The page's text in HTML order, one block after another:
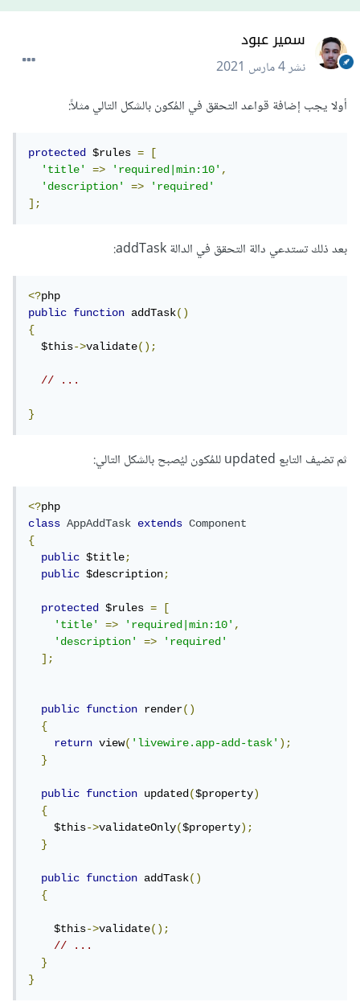
سمير عبود
نشر4 مارس 2021
أولا يجب إضافة قواعد التحقق في المُكون بالشكل التالي مثلاً:
protected $rules =
[
'title'
=> 'required|min:10',
'description'
=>
'required'
];
بعد ذلك تستدعي دالة التحقق في الدالة addTask:
<?
public
function addTask()
{
  $this
->validate();
// ...
}
ثم تضيف التابع updated للمُكون ليُصبح بالشكل التالي:
<?
class
AppAddTask extends
Component
{
public $title;
public $description;
protected $rules =
[
'title'
=> 'required|min:10',
'description'
=>
'required'
];
public function render()
{
return view('livewire.app-add-task');
}
public function updated($property)
{
    $this
->validateOnly($property);
}
public function addTask()
{
    $this
->validate();
// ...
}
}